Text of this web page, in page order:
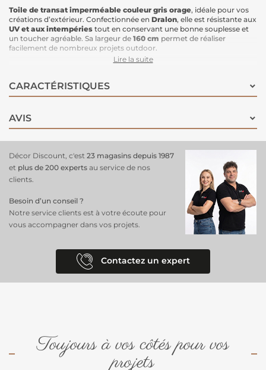
Toile de transat imperméable couleur gris orage, idéale pour vos
créations d’extérieur. Confectionnée en Dralon, elle est résistante aux
UV et aux intempéries tout en conservant une bonne souplesse et
un toucher agréable. Sa largeur de 160 cm permet de réaliser
facilement de nombreux projets outdoor.
housses de barbecue
sacs de rangement pour coussins
rideaux de pergola
nappes, tonnelles ou voiles d’ombrage
Lire la suite
CARACTÉRISTIQUES
AVIS
Décor Discount, c'est 23 magasins depuis 1987
et plus de 200 experts au service de nos
clients.
Besoin d’un conseil ?
Notre service clients est à votre écoute pour
vous accompagner dans vos projets.
Contactez un expert
Toujours à vos côtés pour vos
projets